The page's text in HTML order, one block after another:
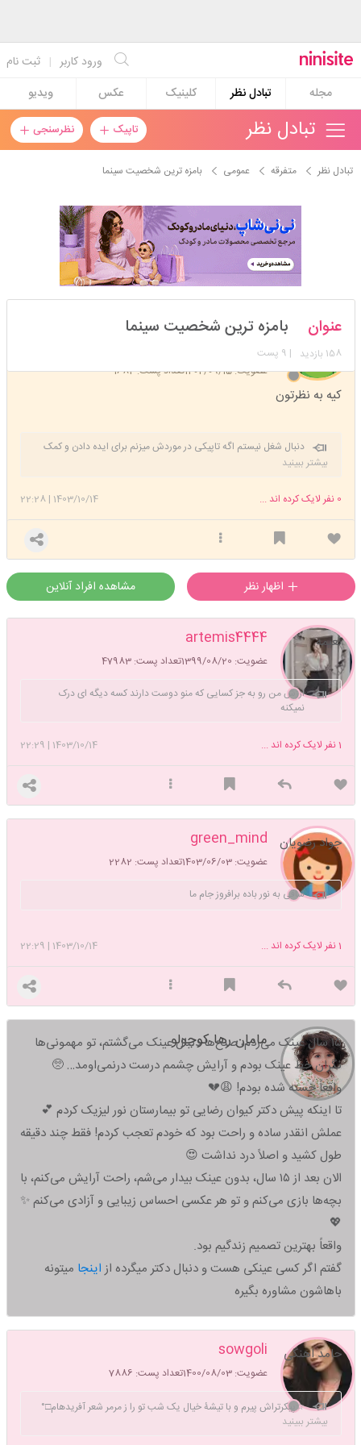
ثبت نام | ورود کاربر
مجله
تبادل نظر کلینیک عکس ویدیو
تاپیک نظرسنجی تبادل نظر
تبادل نظر متفرقه عمومی بامزه ترین شخصیت سینما
jdhdgs
عضویت: 1402/09/15 تعداد پست: 1682
عنوان بامزه ترین شخصیت سینما
158 بازدید | 9 پست
کیه به نظرتون
دنبال شغل نیستم اگه تاپیکی در موردش میزنم برای ایده دادن و کمک
کردنه
بیشتر ببینید
1403/10/14
|
22:28 0 نفر لایک کرده اند ...
مشاهده افراد آنلاین
artemis4444
عضویت: 1399/08/20 تعداد پست: 47983
نعیمه
ارزش من رو به جز کسایی که منو دوست دارند کسه دیگه ای درک
نمیکنه
1403/10/14
|
22:29 1نفر لایک کرده اند ...
green_mind
عضویت: 1403/06/03 تعداد پست: 2282
جواد رضویان
ساقی به نور باده برافروز جام ما
1403/10/14
|
22:29 1نفر لایک کرده اند ...
مامان رها کوچولو
۱۵ سال عینک می‌زدم، صبح‌ها دنبال عینک می‌گشتم، تو مهمونی‌ها
نگران خط عینک بودم و آرایش چشمم درست درنمی‌اومد… 🥺
واقعاً خسته شده بودم! 😩💔
تا اینکه پیش دکتر کیوان رضایی تو بیمارستان نور لیزیک کردم 💕
عملش انقدر ساده و راحت بود که خودم تعجب کردم! فقط چند دقیقه
طول کشید و اصلاً درد نداشت 😍
الان بعد از ۱۵ سال، بدون عینک بیدار می‌شم، راحت آرایش می‌کنم، با
بچه‌ها بازی می‌کنم و تو هر عکسی احساس زیبایی و آزادی می‌کنم ✨
💖
واقعاً بهترین تصمیم زندگیم بود.
گفتم اگر کسی عینکی هست و دنبال دکتر میگرده از اینجا میتونه
باهاشون مشاوره بگیره
sowgoli
عضویت: 1400/08/03 تعداد پست: 7886
حامد اهنگی
☆پیکرتراش پیرم و با تیشۀ خیال یک شب تو را ز مرمر شعر آفریدهام□°
🤍 «اللهم ارح کل قلب لایعلم بوجعها الا انت.» خداوندا آرام کن قلبی را که جز تو
بیشتر ببینید